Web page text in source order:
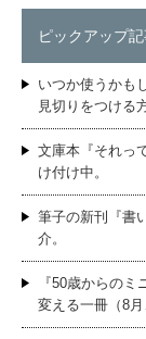
ピックアップ
いつか使うかも
見切りをつける
文庫本『それっ
け付け中。
筆子の新刊『書
介。
『50歳からの
変える一冊（8月